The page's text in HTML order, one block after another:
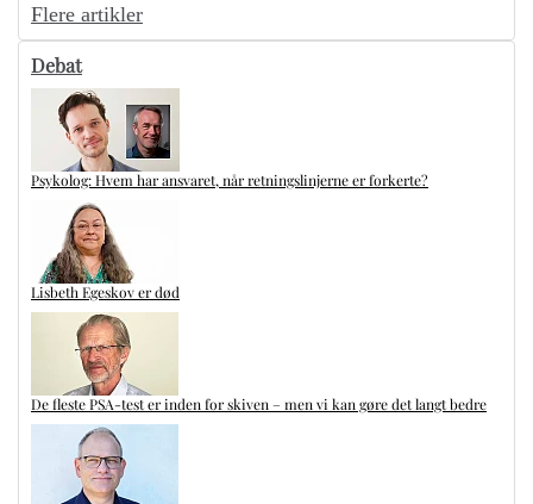
Flere artikler
Debat
Psykolog: Hvem har ansvaret, når retningslinjerne er forkerte?
Lisbeth Egeskov er død
De fleste PSA-test er inden for skiven – men vi kan gøre det langt bedre